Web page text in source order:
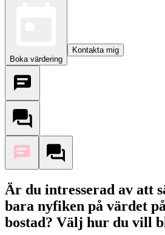
Boka värdering
Kontakta mig
Är du intresserad av att
bara nyfiken på värdet
bostad? Välj hur du vill